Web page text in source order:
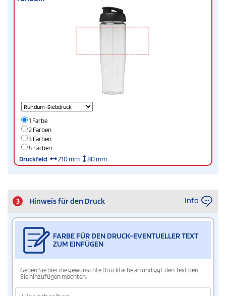
1 Farbe
2 Farben
3 Farben
4 Farben
Druckfeld: 210 mm 80 mm
3 Hinweis für den Druck Info
FARBE FÜR DEN DRUCK-EVENTUELLER TEXT
ZUM EINFÜGEN
Geben Sie hier die gewünschte Druckfarbe an und ggf. den Text den
Sie hinzufügen möchten.